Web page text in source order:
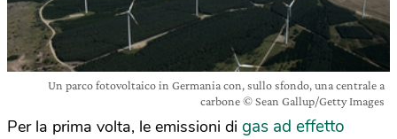
Un parco fotovoltaico in Germania con, sullo sfondo, una centrale a
carbone © Sean Gallup/Getty Images
Per la prima volta, le emissioni di gas ad effetto